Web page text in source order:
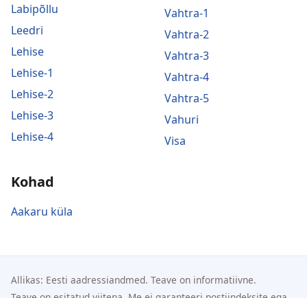
Labipõllu
Leedri
Lehise
Lehise-1
Lehise-2
Lehise-3
Lehise-4
Vahtra-1
Vahtra-2
Vahtra-3
Vahtra-4
Vahtra-5
Vahuri
Visa
Kohad
Aakaru küla
Allikas: Eesti aadressiandmed. Teave on informatiivne.